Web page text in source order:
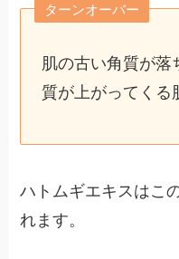
ターンオーバー
肌の古い角質が落
質が上がってくる
ハトムギエキスはこ
れます。